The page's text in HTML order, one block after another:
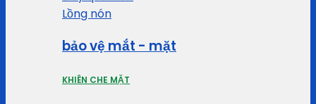
Lồng nón
bảo vệ mắt - mặt
KHIÊN CHE MẶT